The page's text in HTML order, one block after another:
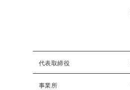
代表取締役
事業所